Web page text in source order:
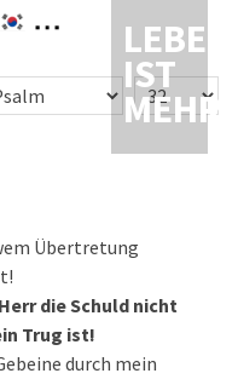
LEBEN
IST
MEHR
Übertretung
die Schuld nicht
Trug ist!
durch mein